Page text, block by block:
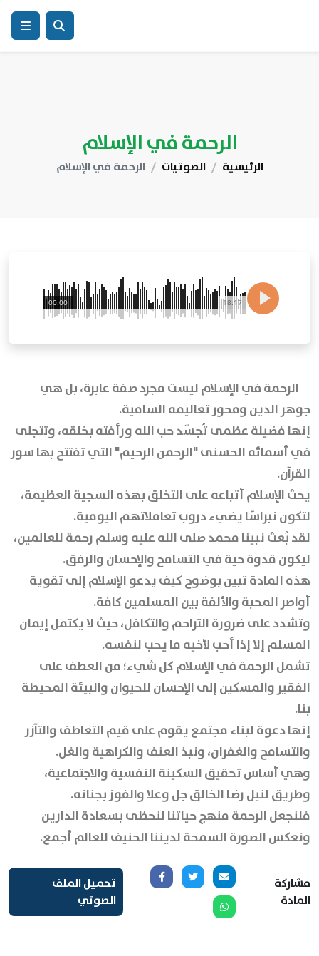
الرحمة في الإسلام
الرئيسية الصوتيات الرحمة في الإسلام
18:17
00:00
الرحمة في الإسلام ليست مجرد صفة عابرة، بل هي
جوهر الدين ومحور تعاليمه السامية.
إنها فضيلة عظمى تُجسّد حب الله ورأفته بخلقه، وتتجلى
في أسمائه الحسنى "الرحمن الرحيم" التي تفتتح بها سور
القرآن.
يحث الإسلام أتباعه على التخلق بهذه السجية العظيمة،
لتكون نبراسًا يضيء دروب تعاملاتهم اليومية.
لقد بُعث نبينا محمد صلى الله عليه وسلم رحمة للعالمين،
ليكون قدوة حية في التسامح والإحسان والرفق.
هذه المادة تبين بوضوح كيف يدعو الإسلام إلى تقوية
أواصر المحبة والألفة بين المسلمين كافة.
وتشدد على ضرورة التراحم والتكافل، حيث لا يكتمل إيمان
المسلم إلا إذا أحب لأخيه ما يحب لنفسه.
تشمل الرحمة في الإسلام كل شيء؛ من العطف على
الفقير والمسكين إلى الإحسان للحيوان والبيئة المحيطة
بنا.
إنها دعوة لبناء مجتمع يقوم على قيم التعاطف والتآزر
والتسامح والغفران، ونبذ العنف والكراهية والغل.
وهي أساس تحقيق السكينة النفسية والاجتماعية،
وطريق لنيل رضا الخالق جل وعلا والفوز بجنانه.
فلنجعل الرحمة منهج حياتنا لنحظى بسعادة الدارين
ونعكس الصورة السمحة لديننا الحنيف للعالم أجمع.
مشاركة
المادة
تحميل الملف
الصوتي